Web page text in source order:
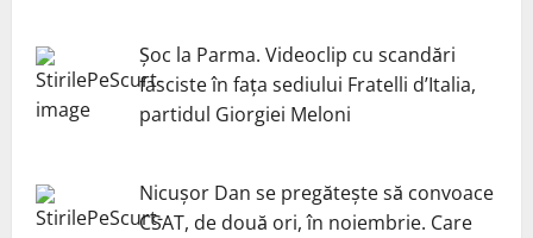
Șoc la Parma. Videoclip cu scandări
fasciste în fața sediului Fratelli d’Italia,
partidul Giorgiei Meloni
Nicuşor Dan se pregăteşte să convoace
CSAT, de două ori, în noiembrie. Care